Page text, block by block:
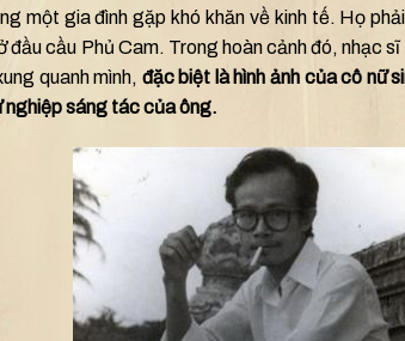
một gia đình gặp khó khăn về kinh tế. Họ
đầu cầu Phủ Cam. Trong hoàn cảnh đó, nhạc
quanh mình, đặc biệt là hình ảnh của cô nữ
nghiệp sáng tác của ông.